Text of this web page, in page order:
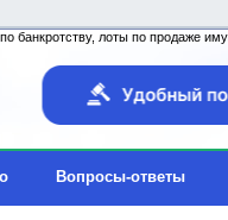
банкротству, лоты по продаже
Вопросы-ответы